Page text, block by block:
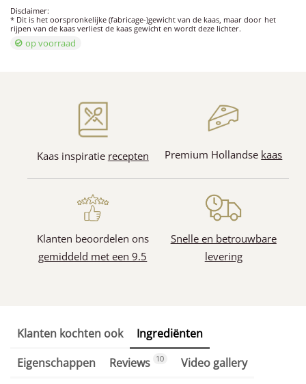
Disclaimer:
* Dit is het oorspronkelijke (fabricage-)gewicht van de kaas, maar door het
rijpen van de kaas verliest de kaas gewicht en wordt deze lichter.
op voorraad
Kaas inspiratie recepten Premium Hollandse kaas
Klanten beoordelen ons
gemiddeld met een 9.5
Snelle en betrouwbare
levering
Klanten kochten ook
Ingrediënten
Eigenschappen
Reviews 10
Video gallery